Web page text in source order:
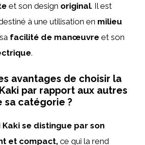
et son design original. Il est
à une utilisation en milieu
facilité de manœuvre et son
.
avantages de choisir la
par rapport aux autres
sa catégorie ?
Kaki se distingue par son
et compact, ce qui la rend